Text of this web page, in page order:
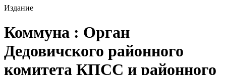
Издание
Коммуна : Орган
Дедовичского районного
комитета КПСС и районного